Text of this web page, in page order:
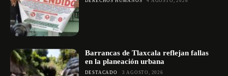
Barrancas de Tlaxcala reflejan fallas
en la planeación urbana
DESTACADO 3 AGOSTO, 2026